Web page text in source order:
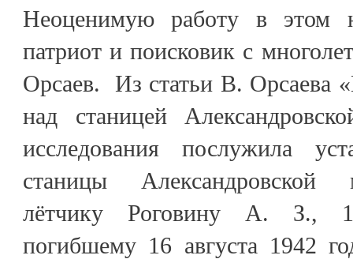
Неоценимую работу в этом
патриот и поисковик с
Орсаев. Из статьи В. Орсаева
над станицей
исследования послужила
станицы Александровской
лётчику Роговину А. З.,
погибшему 16 августа 1942